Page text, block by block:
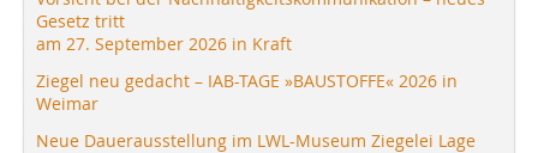
Gesetz tritt
am 27. September 2026 in Kraft
Ziegel neu gedacht – IAB-TAGE »BAUSTOFFE« 2026 in
Weimar
Neue Dauerausstellung im LWL-Museum Ziegelei Lage